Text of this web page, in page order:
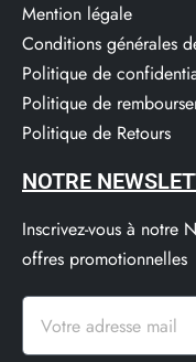
Mention légale
Conditions générales
Politique de
Politique de
Politique de Retours
NOTRE
Inscrivez-vous à notre
offres promotionnelles